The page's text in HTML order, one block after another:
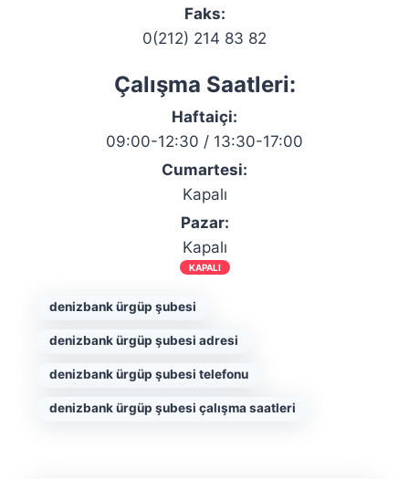
Faks:
0(212) 214 83 82
Çalışma Saatleri:
Haftaiçi:
09:00-12:30 / 13:30-17:00
Cumartesi:
Kapalı
Pazar:
Kapalı
KAPALI
denizbank ürgüp şubesi
denizbank ürgüp şubesi adresi
denizbank ürgüp şubesi telefonu
denizbank ürgüp şubesi çalışma saatleri